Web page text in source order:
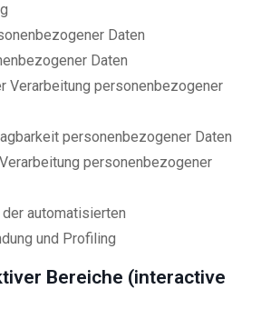
Daten
Daten
Verarbeitung personenbezogener
personenbezogener Daten
personenbezogener
automatisierten
und Profiling
Bereiche (interactive